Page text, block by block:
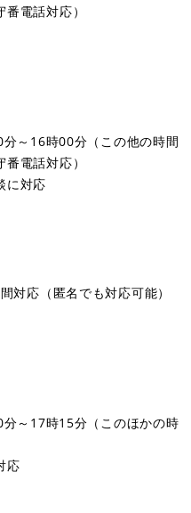
電話対応）
～16時00分（この他の時間
電話対応）
に対応
対応（匿名でも対応可能）
～17時15分（このほかの時
応